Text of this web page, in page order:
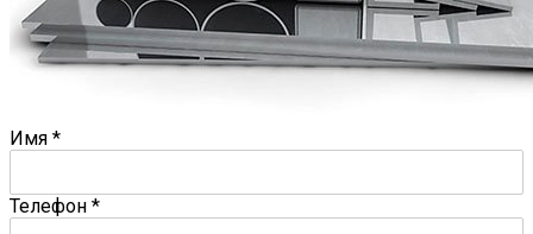
Имя *
Телефон *